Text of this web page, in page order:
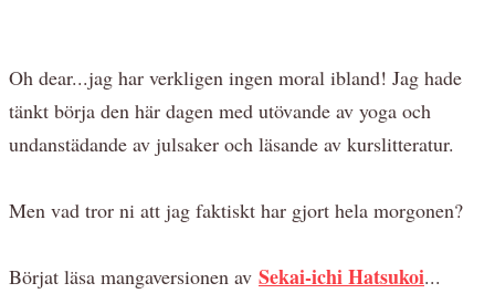
Oh dear...jag har verkligen ingen moral ibland! Jag hade
tänkt börja den här dagen med utövande av yoga och
undanstädande av julsaker och läsande av kurslitteratur.
Men vad tror ni att jag faktiskt har gjort hela morgonen?
Börjat läsa mangaversionen av Sekai-ichi Hatsukoi...